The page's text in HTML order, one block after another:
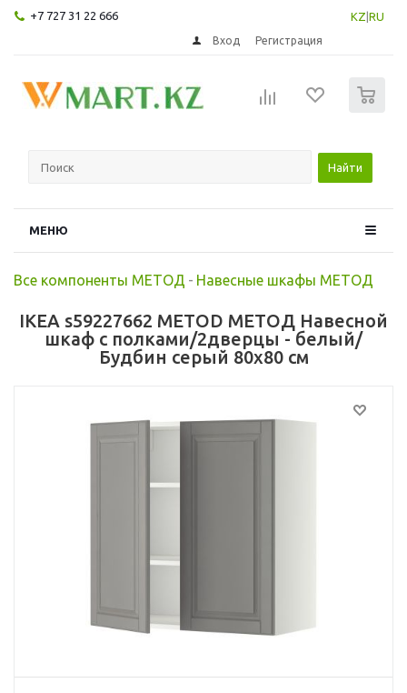
+7 727 31 22 666 KZ RU
Вход Регистрация
Найти
МЕНЮ
Все компоненты МЕТОД - Навесные шкафы МЕТОД
IKEA s59227662 METOD МЕТОД Навесной
шкаф с полками/2дверцы - белый/
Будбин серый 80x80 см